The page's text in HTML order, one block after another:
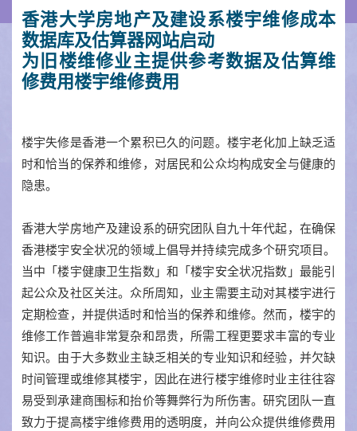
香港大学房地产及建设系楼宇维修成本
数据库及估算器网站启动
为旧楼维修业主提供参考数据及估算维
修费用楼宇维修费用
楼宇失修是香港一个累积已久的问题。楼宇老化加上缺乏适
时和恰当的保养和维修，对居民和公众均构成安全与健康的
隐患。
香港大学房地产及建设系的研究团队自九十年代起，在确保
香港楼宇安全状况的领域上倡导并持续完成多个研究项目。
当中「楼宇健康卫生指数」和「楼宇安全状况指数」最能引
起公众及社区关注。众所周知，业主需要主动对其楼宇进行
定期检查，并提供适时和恰当的保养和维修。然而，楼宇的
维修工作普遍非常复杂和昂贵，所需工程更要求丰富的专业
知识。由于大多数业主缺乏相关的专业知识和经验，并欠缺
时间管理或维修其楼宇，因此在进行楼宇维修时业主往往容
易受到承建商围标和抬价等舞弊行为所伤害。研究团队一直
致力于提高楼宇维修费用的透明度，并向公众提供维修费用